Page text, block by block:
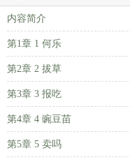
内容简介
第1章 1 何乐
第2章 2 拔草
第3章 3 报吃
第4章 4 豌豆苗
第5章 5 卖吗